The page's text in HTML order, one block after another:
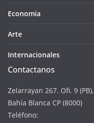
Economia
Arte
Internacionales
Contactanos
Zelarrayan 267. Ofi. 9 (PB),
Bahía Blanca CP (8000)
Teléfono: